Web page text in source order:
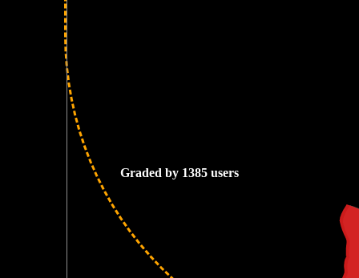
Graded by 1385 users